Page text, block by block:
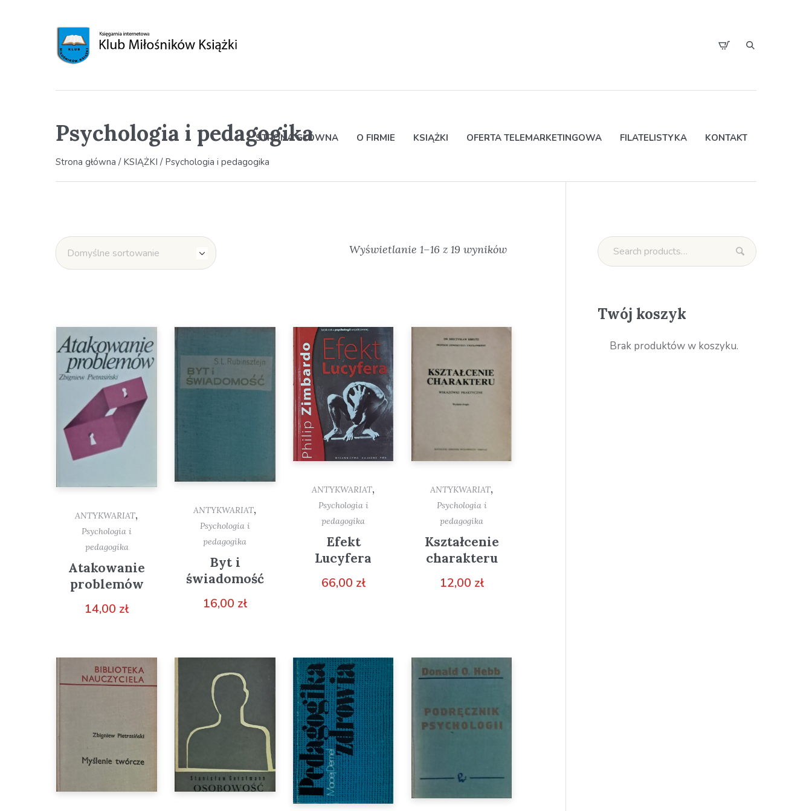
STRONA GŁÓWNA O FIRMIE KSIĄŻKI OFERTA TELEMARKETINGOWA FILATELISTYKA KONTAKT
Psychologia i pedagogika
Strona główna / KSIĄŻKI / Psychologia i pedagogika
Wyświetlanie 1–16 z 19 wyników
ANTYKWARIAT,
Psychologia i
pedagogika
Atakowanie
problemów
14,00 zł
ANTYKWARIAT,
Psychologia i
pedagogika
Byt i
świadomość
16,00 zł
ANTYKWARIAT,
Psychologia i
pedagogika
Efekt
Lucyfera
66,00 zł
ANTYKWARIAT,
Psychologia i
pedagogika
Kształcenie
charakteru
12,00 zł
Twój koszyk
Brak produktów w koszyku.